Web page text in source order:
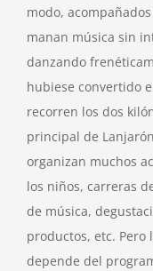
modo,
manan música sin
danzando
hubiese convertido
recorren los dos
principal de
organizan muchos
los niños, carreras
de música,
productos, etc.
depende del